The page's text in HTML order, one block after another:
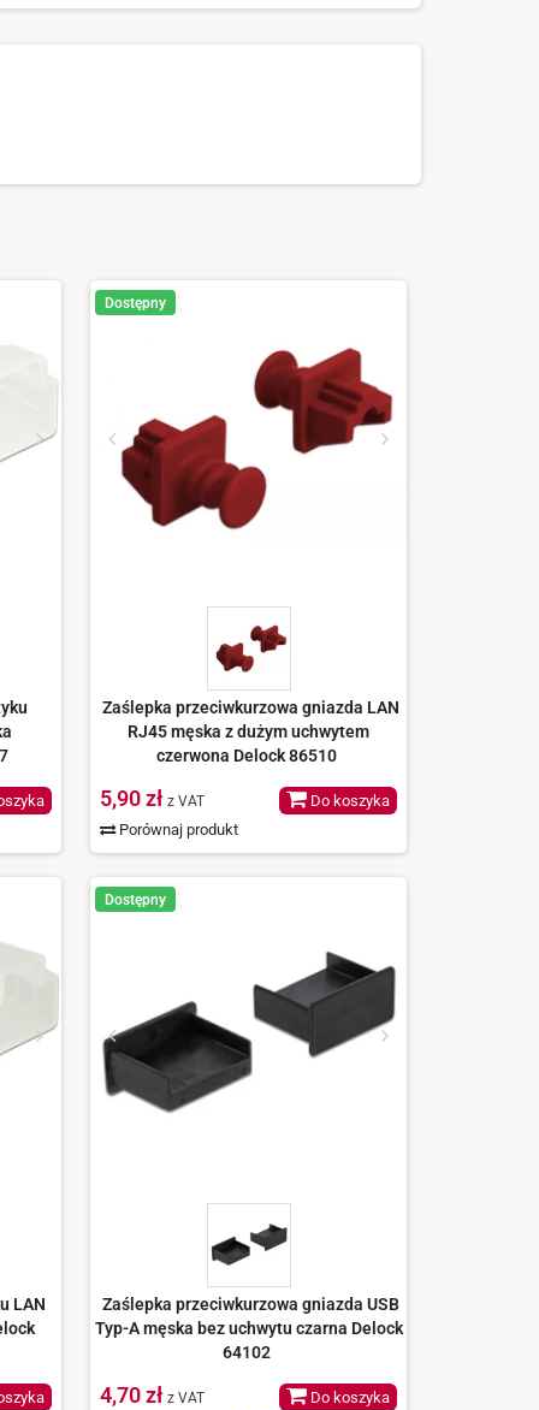
Dostępny
Zaślepka przeciwkurzowa gniazda LAN
RJ45 męska z dużym uchwytem
czerwona Delock 86510
5,90 zł z VAT
Porównaj produkt
Do koszyka
LAN
Dostępny
Zaślepka przeciwkurzowa gniazda USB
Typ-A męska bez uchwytu czarna Delock
64102
4,70 zł z VAT Do koszyka